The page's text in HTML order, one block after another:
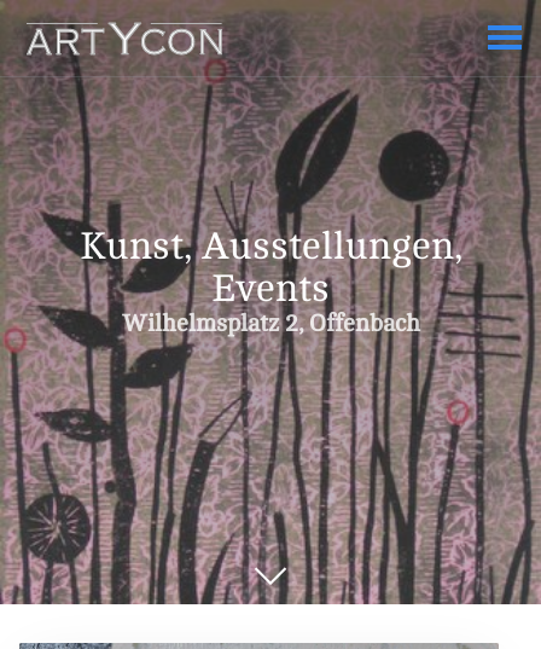
Kunst, Ausstellungen,
Events
Wilhelmsplatz 2, Offenbach